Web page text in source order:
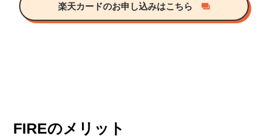
楽天カードのお申し込みはこちら
FIREのメリット